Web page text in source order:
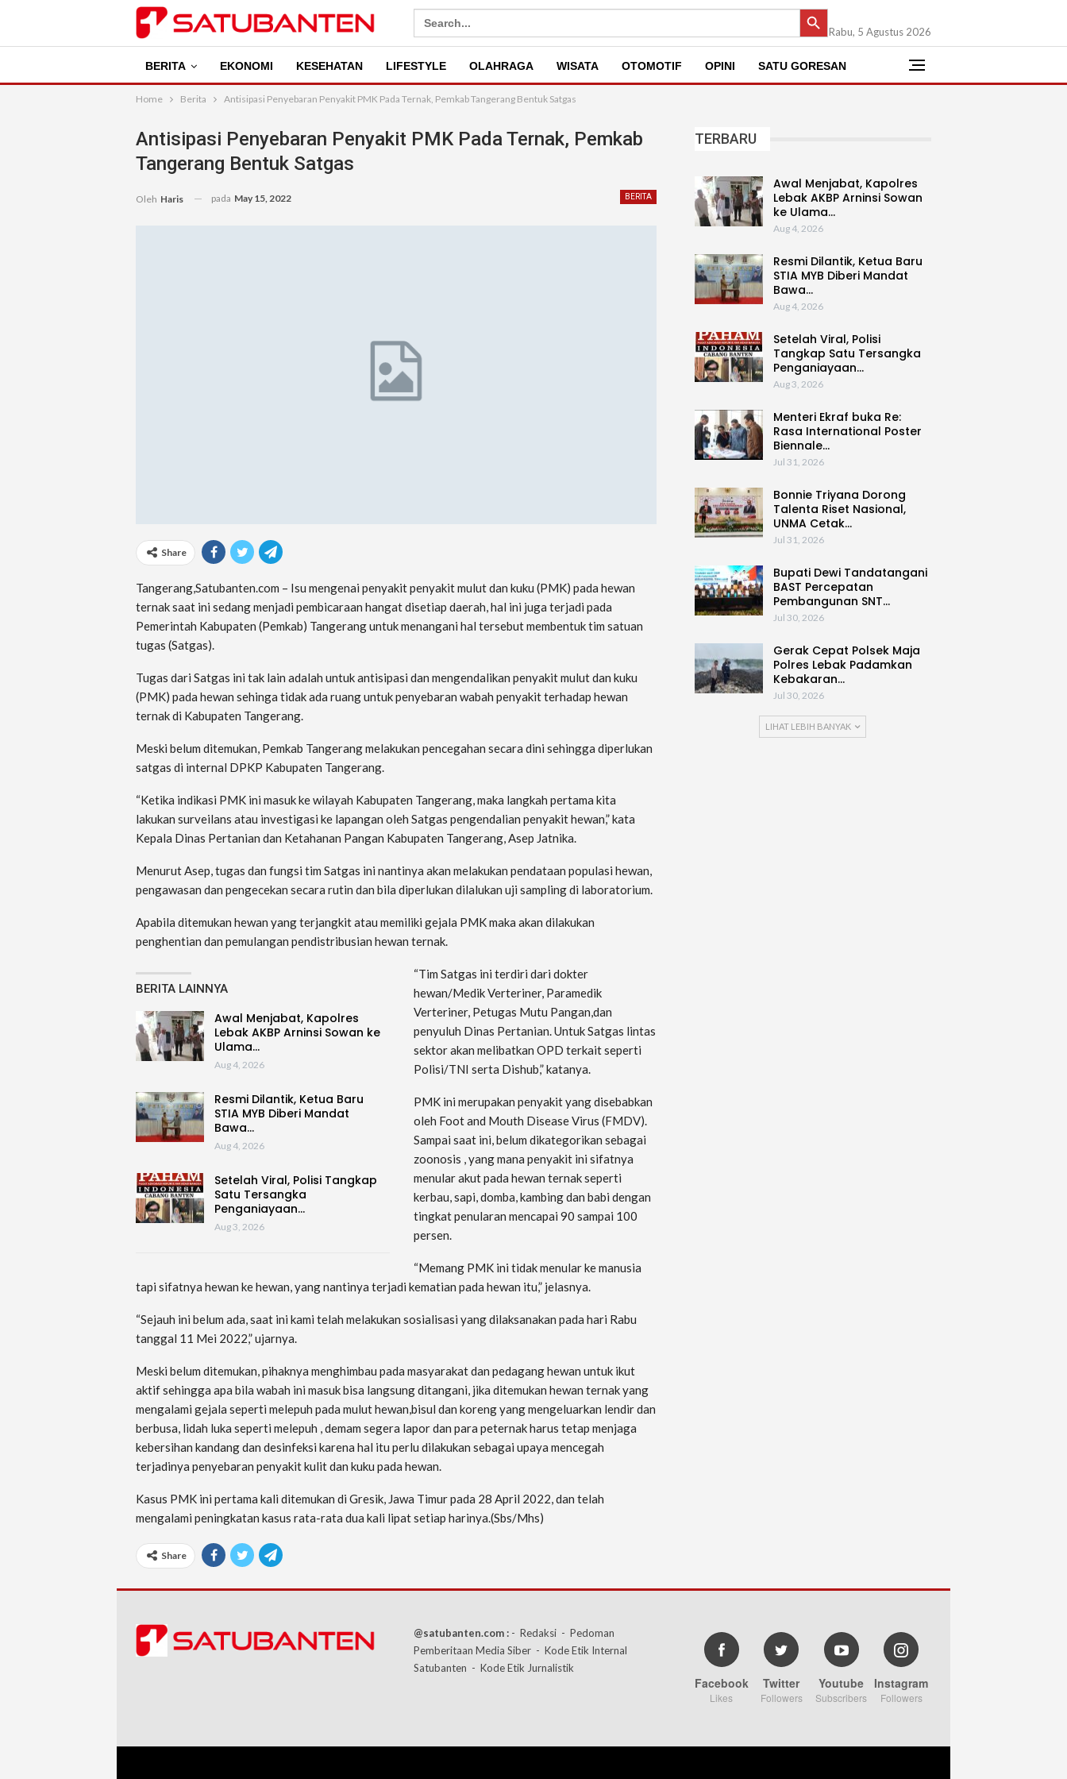
Search
for:
SEARCH BUTTON
Rabu, 5 Agustus 2026
BERITA EKONOMI KESEHATAN LIFESTYLE OLAHRAGA WISATA OTOMOTIF OPINI SATU GORESAN
Home Berita Antisipasi Penyebaran Penyakit PMK Pada Ternak, Pemkab Tangerang Bentuk Satgas
Antisipasi Penyebaran Penyakit PMK Pada Ternak, Pemkab
Tangerang Bentuk Satgas
BERITA
Oleh Haris pada May 15, 2022
Share
Tangerang,Satubanten.com – Isu mengenai penyakit penyakit mulut dan kuku (PMK) pada hewan
ternak saat ini sedang menjadi pembicaraan hangat disetiap daerah, hal ini juga terjadi pada
Pemerintah Kabupaten (Pemkab) Tangerang untuk menangani hal tersebut membentuk tim satuan
tugas (Satgas).
Tugas dari Satgas ini tak lain adalah untuk antisipasi dan mengendalikan penyakit mulut dan kuku
(PMK) pada hewan sehinga tidak ada ruang untuk penyebaran wabah penyakit terhadap hewan
ternak di Kabupaten Tangerang.
Meski belum ditemukan, Pemkab Tangerang melakukan pencegahan secara dini sehingga diperlukan
satgas di internal DPKP Kabupaten Tangerang.
“Ketika indikasi PMK ini masuk ke wilayah Kabupaten Tangerang, maka langkah pertama kita
lakukan surveilans atau investigasi ke lapangan oleh Satgas pengendalian penyakit hewan,” kata
Kepala Dinas Pertanian dan Ketahanan Pangan Kabupaten Tangerang, Asep Jatnika.
Menurut Asep, tugas dan fungsi tim Satgas ini nantinya akan melakukan pendataan populasi hewan,
pengawasan dan pengecekan secara rutin dan bila diperlukan dilalukan uji sampling di laboratorium.
Apabila ditemukan hewan yang terjangkit atau memiliki gejala PMK maka akan dilakukan
penghentian dan pemulangan pendistribusian hewan ternak.
BERITA LAINNYA
Awal Menjabat, Kapolres
Lebak AKBP Arninsi Sowan ke
Ulama…
Aug 4, 2026
Resmi Dilantik, Ketua Baru
STIA MYB Diberi Mandat
Bawa…
Aug 4, 2026
Setelah Viral, Polisi Tangkap
Satu Tersangka
Penganiayaan…
Aug 3, 2026
“Tim Satgas ini terdiri dari dokter
hewan/Medik Verteriner, Paramedik
Verteriner, Petugas Mutu Pangan,dan
penyuluh Dinas Pertanian. Untuk Satgas lintas
sektor akan melibatkan OPD terkait seperti
Polisi/TNI serta Dishub,” katanya.
PMK ini merupakan penyakit yang disebabkan
oleh Foot and Mouth Disease Virus (FMDV).
Sampai saat ini, belum dikategorikan sebagai
zoonosis , yang mana penyakit ini sifatnya
menular akut pada hewan ternak seperti
kerbau, sapi, domba, kambing dan babi dengan
tingkat penularan mencapai 90 sampai 100
persen.
“Memang PMK ini tidak menular ke manusia
tapi sifatnya hewan ke hewan, yang nantinya terjadi kematian pada hewan itu,” jelasnya.
“Sejauh ini belum ada, saat ini kami telah melakukan sosialisasi yang dilaksanakan pada hari Rabu
tanggal 11 Mei 2022,” ujarnya.
Meski belum ditemukan, pihaknya menghimbau pada masyarakat dan pedagang hewan untuk ikut
aktif sehingga apa bila wabah ini masuk bisa langsung ditangani, jika ditemukan hewan ternak yang
mengalami gejala seperti melepuh pada mulut hewan,bisul dan koreng yang mengeluarkan lendir dan
berbusa, lidah luka seperti melepuh , demam segera lapor dan para peternak harus tetap menjaga
kebersihan kandang dan desinfeksi karena hal itu perlu dilakukan sebagai upaya mencegah
terjadinya penyebaran penyakit kulit dan kuku pada hewan.
Kasus PMK ini pertama kali ditemukan di Gresik, Jawa Timur pada 28 April 2022, dan telah
mengalami peningkatan kasus rata-rata dua kali lipat setiap harinya.(Sbs/Mhs)
Share
TERBARU
Awal Menjabat, Kapolres
Lebak AKBP Arninsi Sowan
ke Ulama…
Aug 4, 2026
Resmi Dilantik, Ketua Baru
STIA MYB Diberi Mandat
Bawa…
Aug 4, 2026
Setelah Viral, Polisi
Tangkap Satu Tersangka
Penganiayaan…
Aug 3, 2026
Menteri Ekraf buka Re:
Rasa International Poster
Biennale…
Jul 31, 2026
Bonnie Triyana Dorong
Talenta Riset Nasional,
UNMA Cetak…
Jul 31, 2026
Bupati Dewi Tandatangani
BAST Percepatan
Pembangunan SNT…
Jul 30, 2026
Gerak Cepat Polsek Maja
Polres Lebak Padamkan
Kebakaran…
Jul 30, 2026
LIHAT LEBIH BANYAK
@satubanten.com : - Redaksi - Pedoman
Pemberitaan Media Siber - Kode Etik Internal
Satubanten - Kode Etik Jurnalistik
Facebook
Likes
Twitter
Followers
Youtube
Subscribers
Instagram
Followers